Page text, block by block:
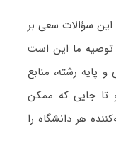
این سؤالات سعی بر
توصیه ما این است
و پایه رشته، منابع
و تا جایی که ممکن
هر دانشگاه را